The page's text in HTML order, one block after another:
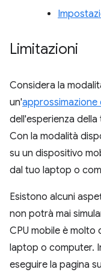
Limitazioni
Considera la
un'approssimazione
dell'esperienza
Con la modalità
su un dispositivo
dal tuo laptop o
Esistono alcuni
non potrà mai
CPU mobile è molto
laptop o computer.
eseguire la pagina